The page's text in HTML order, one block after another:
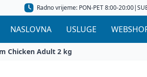
Radno vrijeme: PON-PET 8:00-
NASLOVNA USLUGE
Chicken Adult 2 kg